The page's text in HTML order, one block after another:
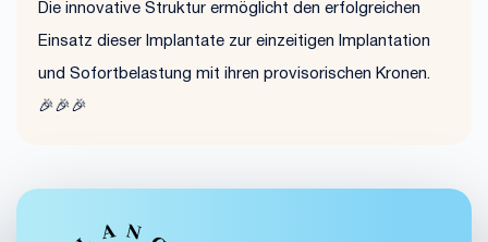
Die innovative Struktur ermöglicht den erfolgreichen
Einsatz dieser Implantate zur einzeitigen Implantation
und Sofortbelastung mit ihren provisorischen Kronen.
🎉🎉🎉